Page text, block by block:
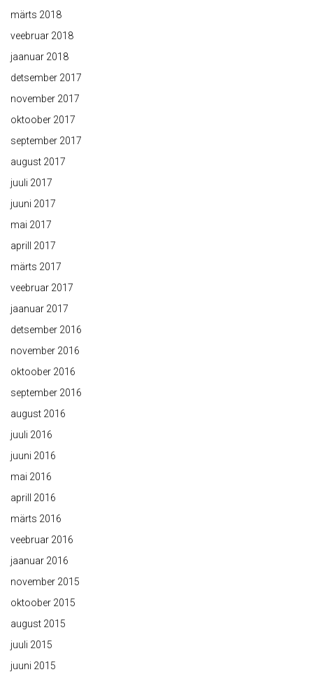
märts 2018
veebruar 2018
jaanuar 2018
detsember 2017
november 2017
oktoober 2017
september 2017
august 2017
juuli 2017
juuni 2017
mai 2017
aprill 2017
märts 2017
veebruar 2017
jaanuar 2017
detsember 2016
november 2016
oktoober 2016
september 2016
august 2016
juuli 2016
juuni 2016
mai 2016
aprill 2016
märts 2016
veebruar 2016
jaanuar 2016
november 2015
oktoober 2015
august 2015
juuli 2015
juuni 2015